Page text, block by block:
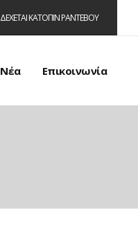
ΔΕΧΕΤΑΙ ΚΑΤΟΠΙΝ ΡΑΝΤΕΒΟΥ
Νέα Επικοινωνία